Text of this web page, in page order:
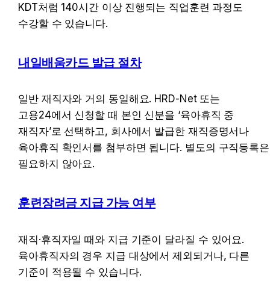
KDT처럼 140시간 이상 진행되는 직업훈련 과정도
수강할 수 있습니다.
내일배움카드 발급 절차
일반 재직자와 거의 동일해요. HRD-Net 또는
고용24에서 신청할 때 본인 신분을 ‘육아휴직 중
재직자’로 선택하고, 회사에서 발급한 재직증명서나
육아휴직 확인서를 첨부하면 됩니다. 별도의 구직등록은
필요하지 않아요.
훈련장려금 지급 가능 여부
재직·휴직자일 때와 지급 기준이 달라질 수 있어요.
육아휴직자의 경우 지급 대상에서 제외되거나, 다른
기준이 적용될 수 있습니다.